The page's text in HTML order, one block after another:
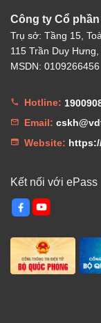
Công ty Cổ
Trụ sở: Tầng 15,
115 Trần Duy
MSDN: 0109266456
Hotline:
Email:
Website:
Kết nối với ePass